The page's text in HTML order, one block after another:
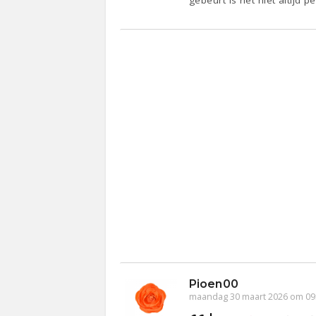
Pioen00
maandag 30 maart 2026 om